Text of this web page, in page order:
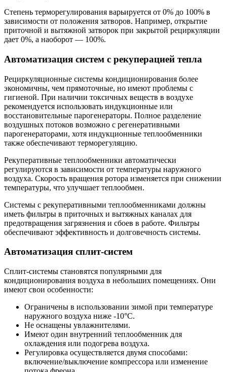
Степень терморегулирования варьируется от 0% до 100% в
зависимости от положения затворов. Например, открытие
приточной и вытяжной затворок при закрытой рециркуляции
дает 0%, а наоборот — 100%.
Автоматизация систем с рекуперацией тепла
Рециркуляционные системы кондиционирования более
экономичны, чем прямоточные, но имеют проблемы с
гигиеной. При наличии токсичных веществ в воздухе
рекомендуется использовать индукционные или
восстановительные парогенераторы. Полное разделение
воздушных потоков возможно с регенеративными
парогенераторами, хотя индукционные теплообменники
также обеспечивают терморегуляцию.
Рекуперативные теплообменники автоматически
регулируются в зависимости от температуры наружного
воздуха. Скорость вращения ротора изменяется при снижении
температуры, что улучшает теплообмен.
Системы с рекуперативными теплообменниками должны
иметь фильтры в приточных и вытяжных каналах для
предотвращения загрязнения и сбоев в работе. Фильтры
обеспечивают эффективность и долговечность системы.
Автоматизация сплит-систем
Сплит-системы становятся популярными для
кондиционирования воздуха в небольших помещениях. Они
имеют свои особенности:
Ограничены в использовании зимой при температуре
наружного воздуха ниже -10°C.
Не оснащены увлажнителями.
Имеют один внутренний теплообменник для
охлаждения или подогрева воздуха.
Регулировка осуществляется двумя способами:
включение/выключение компрессора или изменение